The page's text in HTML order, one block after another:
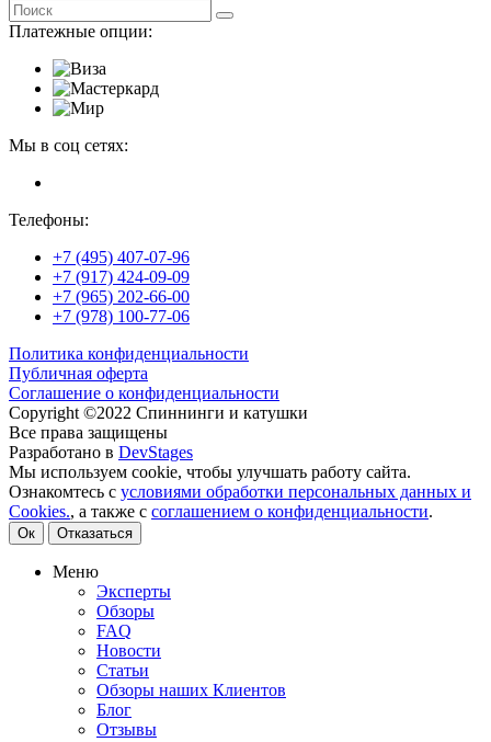
Платежные опции:
Мы в соц сетях:
Телефоны:
+7 (495) 407-07-96
+7 (917) 424-09-09
+7 (965) 202-66-00
+7 (978) 100-77-06
Политика конфиденциальности
Публичная оферта
Соглашение о конфиденциальности
Copyright ©2022 Спиннинги и катушки
Все права защищены
Разработано в DevStages
Мы используем cookie, чтобы улучшать работу сайта.
Ознакомтесь с условиями обработки персональных данных и
Cookies., а также с соглашением о конфиденциальности.
Ок Отказаться
Меню
Эксперты
Обзоры
FAQ
Новости
Статьи
Обзоры наших Клиентов
Блог
Отзывы